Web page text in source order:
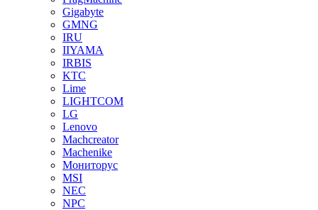
Gigabyte
GMNG
IRU
IIYAMA
IRBIS
KTC
Lime
LIGHTCOM
LG
Lenovo
Machcreator
Machenike
Мониторус
MSI
NEC
NPC